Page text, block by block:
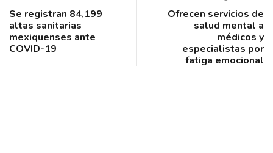
Se registran 84,199
altas sanitarias
mexiquenses ante
COVID-19
Ofrecen servicios de
salud mental a
médicos y
especialistas por
fatiga emocional